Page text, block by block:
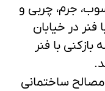
جرم، چربی و
فنر در خیابان
بازکنی با فنر
مصالح ساختمانی